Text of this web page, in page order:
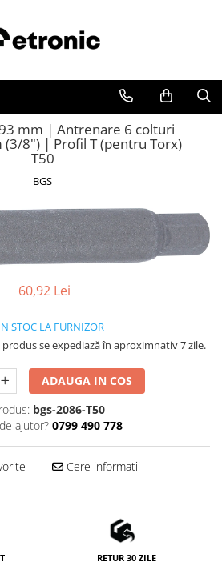
mm | Antrenare 6 colturi
8") | Profil T (pentru Torx)
T50
BGS
60,92 Lei
STOC LA FURNIZOR
produs se expediază în aproximnativ 7 zile.
ADAUGA IN COS
bgs-2086-T50
ajutor? 0799 490 778
Cere informatii
RETUR 30 ZILE